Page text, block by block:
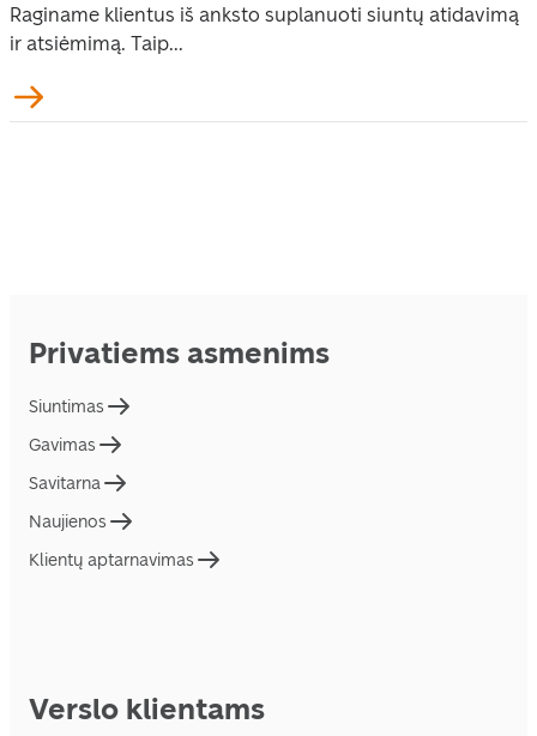
Raginame klientus iš anksto suplanuoti siuntų atidavimą
ir atsiėmimą. Taip...
Privatiems asmenims
Siuntimas
Gavimas
Savitarna
Naujienos
Klientų aptarnavimas
Verslo klientams